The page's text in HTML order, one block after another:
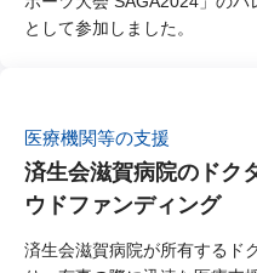
として参加しました。
医療機関等の支援
済生会滋賀病院のドク
ウドファンディング
済生会滋賀病院が所有するド